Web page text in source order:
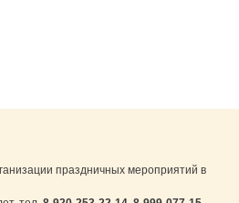
праздничных мероприятий в